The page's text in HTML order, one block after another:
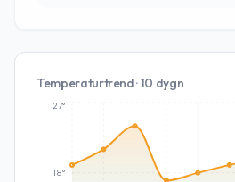
Temperaturtrend · 10 dygn
18°
27°